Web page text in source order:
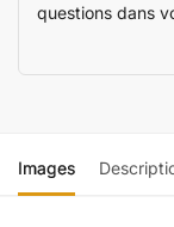
questions dans
Images